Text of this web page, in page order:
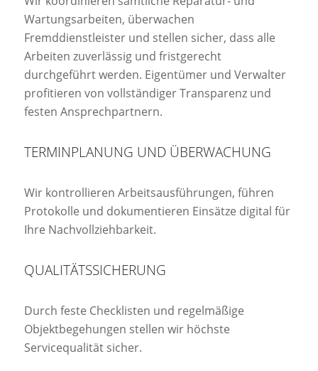
Wartungsarbeiten, überwachen
Fremddienstleister und stellen sicher, dass alle
Arbeiten zuverlässig und fristgerecht
durchgeführt werden. Eigentümer und Verwalter
profitieren von vollständiger Transparenz und
festen Ansprechpartnern.
TERMINPLANUNG UND ÜBERWACHUNG
Wir kontrollieren Arbeitsausführungen, führen
Protokolle und dokumentieren Einsätze digital für
Ihre Nachvollziehbarkeit.
QUALITÄTSSICHERUNG
Durch feste Checklisten und regelmäßige
Objektbegehungen stellen wir höchste
Servicequalität sicher.